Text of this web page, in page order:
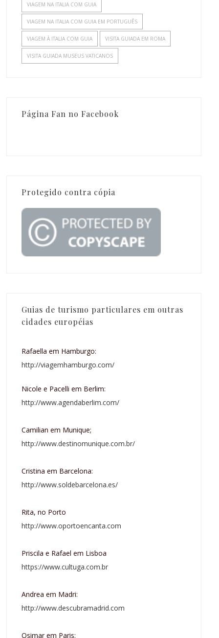
VIAGEM NA ITALIA COM GUIA
VIAGEM NA ITALIA COM GUIA EM PORTUGUÊS
VIAGEM À ITALIA COM GUIA VISITA GUIADA EM ROMA
VISITA GUIADA MUSEUS VATICANOS
Página Fan no Facebook
Protegido contra cópia
Guias de turismo particulares em outras
cidades européias
Rafaella em Hamburgo:
http://viagemhamburgo.com/
Nicole e Pacelli em Berlim:
http://www.agendaberlim.com/
Camilian em Munique;
http://www.destinomunique.com.br/
Cristina em Barcelona:
http://www.soldebarcelona.es/
Rita, no Porto
http://www.oportoencanta.com
Priscila e Rafael em Lisboa
https://www.cultuga.com.br
Andrea em Madri:
http://www.descubramadrid.com
Osimar em Paris: